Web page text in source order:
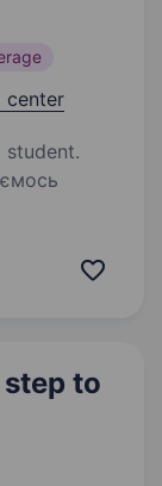
center
student.
to